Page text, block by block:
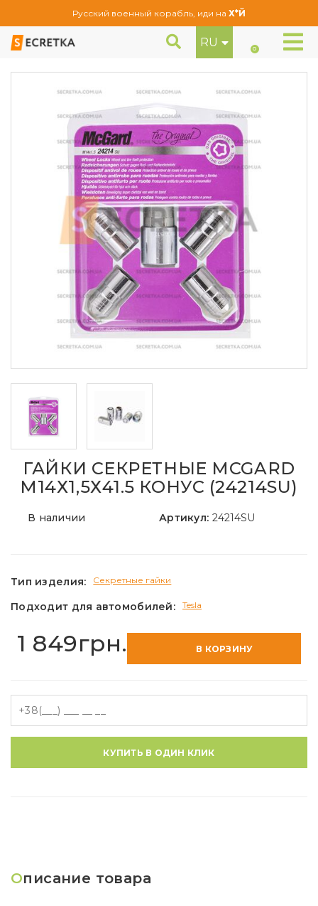
Русский военный корабль, иди на Х*Й
RU 0
Секретки
ГАЙКИ СЕКРЕТНЫЕ MCGARD
М14Х1,5Х41.5 КОНУС (24214SU)
В наличии Артикул: 24214SU
Тип изделия: Секретные гайки
Подходит для автомобилей: Tesla
1 849грн. В КОРЗИНУ
КУПИТЬ В ОДИН КЛИК
Описание товара